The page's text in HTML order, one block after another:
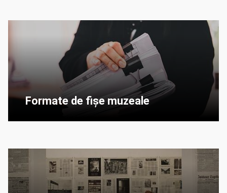
Formate de fișe muzeale